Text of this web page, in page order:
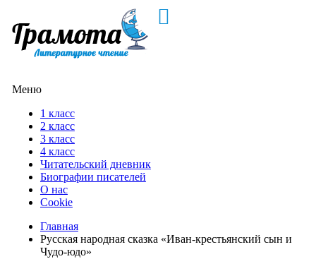
Меню
1 класс
2 класс
3 класс
4 класс
Читательский дневник
Биографии писателей
О нас
Cookie
Главная
Русская народная сказка «Иван-крестьянский сын и
Чудо-юдо»